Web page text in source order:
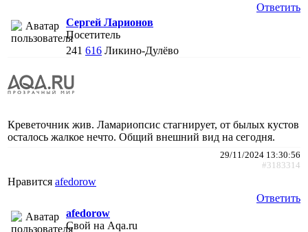
Ответить
Сергей Ларионов
Посетитель
241 616 Ликино-Дулёво
Креветочник жив. Ламариопсис стагнирует, от былых кустов
осталось жалкое нечто. Общий внешний вид на сегодня.
29/11/2024 13:30:56
#3183314
Нравится afedorow
Ответить
afedorow
Свой на Aqa.ru